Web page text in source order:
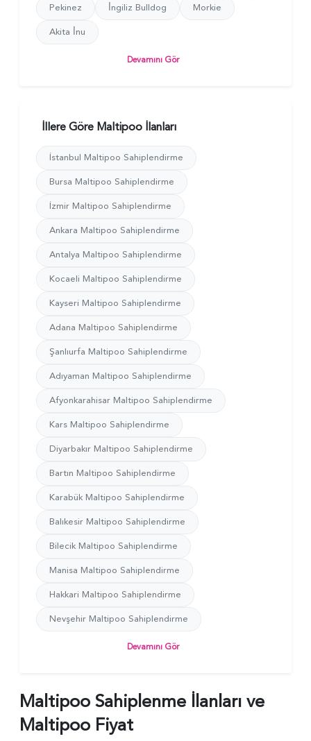
Pekinez
İ̇ngiliz Bulldog
Morkie
Akita İ̇nu
Devamını Gör
İllere Göre Maltipoo İlanları
İstanbul Maltipoo Sahiplendirme
Bursa Maltipoo Sahiplendirme
İzmir Maltipoo Sahiplendirme
Ankara Maltipoo Sahiplendirme
Antalya Maltipoo Sahiplendirme
Kocaeli Maltipoo Sahiplendirme
Kayseri Maltipoo Sahiplendirme
Adana Maltipoo Sahiplendirme
Şanlıurfa Maltipoo Sahiplendirme
Adıyaman Maltipoo Sahiplendirme
Afyonkarahisar Maltipoo Sahiplendirme
Kars Maltipoo Sahiplendirme
Diyarbakır Maltipoo Sahiplendirme
Bartın Maltipoo Sahiplendirme
Karabük Maltipoo Sahiplendirme
Balıkesir Maltipoo Sahiplendirme
Bilecik Maltipoo Sahiplendirme
Manisa Maltipoo Sahiplendirme
Hakkari Maltipoo Sahiplendirme
Nevşehir Maltipoo Sahiplendirme
Devamını Gör
Maltipoo Sahiplenme İlanları ve
Maltipoo Fiyat